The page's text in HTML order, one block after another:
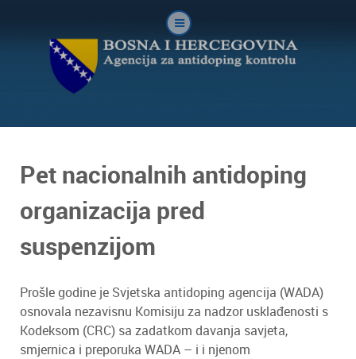
Pet nacionalnih antidoping
organizacija pred
suspenzijom
Prošle godine je Svjetska antidoping agencija (WADA)
osnovala nezavisnu Komisiju za nadzor usklađenosti s
Kodeksom (CRC) sa zadatkom davanja savjeta,
smjernica i preporuka WADA – i i njenom